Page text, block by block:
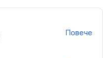
Повече